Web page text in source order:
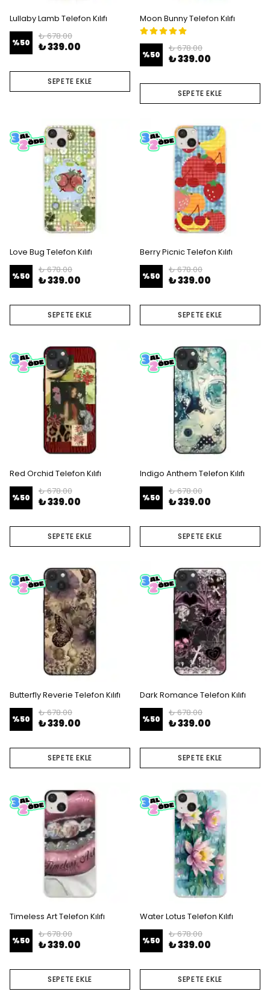
Lullaby Lamb Telefon Kılıfı
%50
₺ 678.00
₺ 339.00
SEPETE EKLE
Moon Bunny Telefon Kılıfı
%50
₺ 678.00
₺ 339.00
SEPETE EKLE
Love Bug Telefon Kılıfı
%50
₺ 678.00
₺ 339.00
SEPETE EKLE
Berry Picnic Telefon Kılıfı
%50
₺ 678.00
₺ 339.00
SEPETE EKLE
Red Orchid Telefon Kılıfı
%50
₺ 678.00
₺ 339.00
SEPETE EKLE
Indigo Anthem Telefon Kılıfı
%50
₺ 678.00
₺ 339.00
SEPETE EKLE
Butterfly Reverie Telefon Kılıfı
%50
₺ 678.00
₺ 339.00
SEPETE EKLE
Dark Romance Telefon Kılıfı
%50
₺ 678.00
₺ 339.00
SEPETE EKLE
Timeless Art Telefon Kılıfı
%50
₺ 678.00
₺ 339.00
SEPETE EKLE
Water Lotus Telefon Kılıfı
%50
₺ 678.00
₺ 339.00
SEPETE EKLE